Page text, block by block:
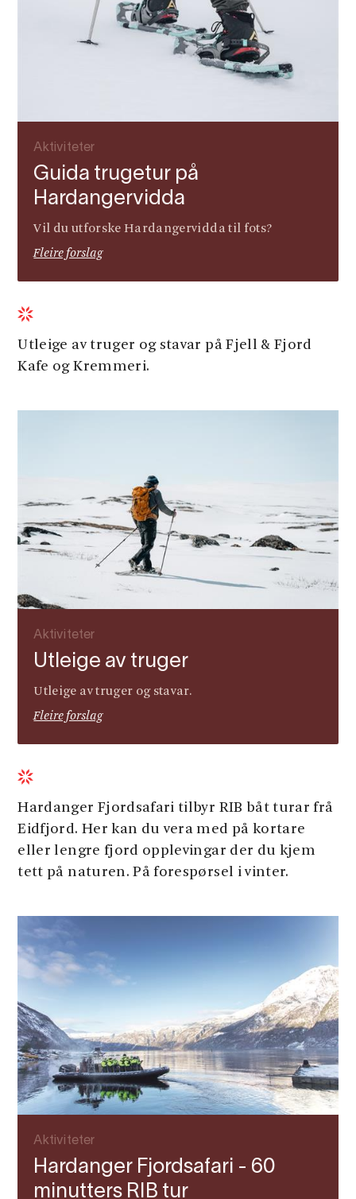
Aktiviteter
Guida trugetur på
Hardangervidda
Vil du utforske Hardangervidda til fots?
Fleire forslag
Utleige av truger og stavar på Fjell & Fjord
Kafe og Kremmeri.
Aktiviteter
Utleige av truger
Utleige av truger og stavar.
Fleire forslag
Hardanger Fjordsafari tilbyr RIB båt turar frå
Eidfjord. Her kan du vera med på kortare
eller lengre fjord opplevingar der du kjem
tett på naturen. På forespørsel i vinter.
Aktiviteter
Hardanger Fjordsafari - 60
minutters RIB tur